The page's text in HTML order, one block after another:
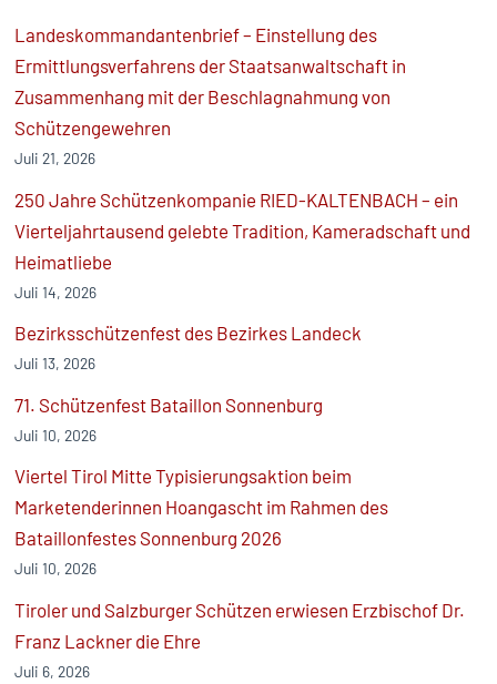
Landeskommandantenbrief – Einstellung des
Ermittlungsverfahrens der Staatsanwaltschaft in
Zusammenhang mit der Beschlagnahmung von
Schützengewehren
Juli 21, 2026
250 Jahre Schützenkompanie RIED-KALTENBACH – ein
Vierteljahrtausend gelebte Tradition, Kameradschaft und
Heimatliebe
Juli 14, 2026
Bezirksschützenfest des Bezirkes Landeck
Juli 13, 2026
71. Schützenfest Bataillon Sonnenburg
Juli 10, 2026
Viertel Tirol Mitte Typisierungsaktion beim
Marketenderinnen Hoangascht im Rahmen des
Bataillonfestes Sonnenburg 2026
Juli 10, 2026
Tiroler und Salzburger Schützen erwiesen Erzbischof Dr.
Franz Lackner die Ehre
Juli 6, 2026